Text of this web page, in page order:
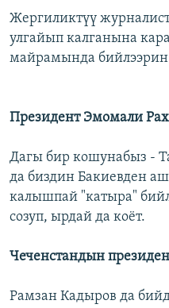
Жергиликтүү
улгайып калганына
майрамында бийлээрин
Президент Эмомали
Дагы бир кошунабыз -
да биздин Бакиевден
калышпай "катыра"
созуп, ырдай да коёт.
Чеченстандын
Рамзан Кадыров да